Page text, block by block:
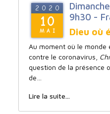
2020
10
MAI
9h30 -
Dieu où
Au moment où le
contre le coronavirus,
question de la présence
de…
Lire la suite...